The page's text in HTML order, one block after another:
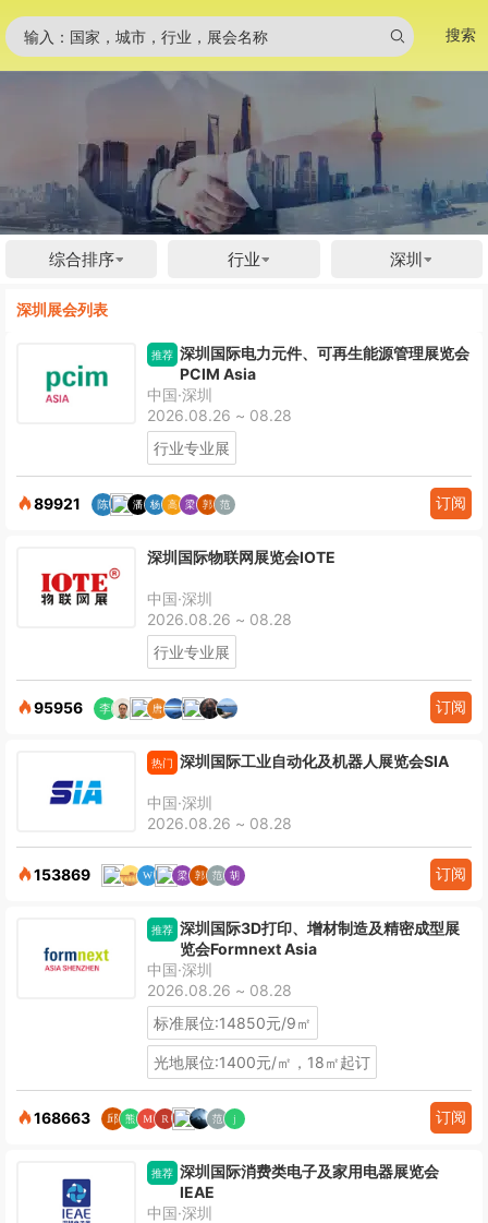
输入：国家，城市，行业，展会名称 搜索
综合排序 行业 深圳
深圳展会列表
推荐 深圳国际电力元件、可再生能源管理展览会
PCIM Asia
中国·深圳
2026.08.26 ~ 08.28
行业专业展
89921 订阅
深圳国际物联网展览会IOTE
中国·深圳
2026.08.26 ~ 08.28
行业专业展
95956 订阅
热门 深圳国际工业自动化及机器人展览会SIA
中国·深圳
2026.08.26 ~ 08.28
153869 订阅
推荐 深圳国际3D打印、增材制造及精密成型展
览会Formnext Asia
中国·深圳
2026.08.26 ~ 08.28
标准展位:14850元/9㎡
光地展位:1400元/㎡，18㎡起订
168663 订阅
推荐 深圳国际消费类电子及家用电器展览会
IEAE
中国·深圳